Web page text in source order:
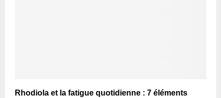
Rhodiola et la fatigue quotidienne : 7 éléments